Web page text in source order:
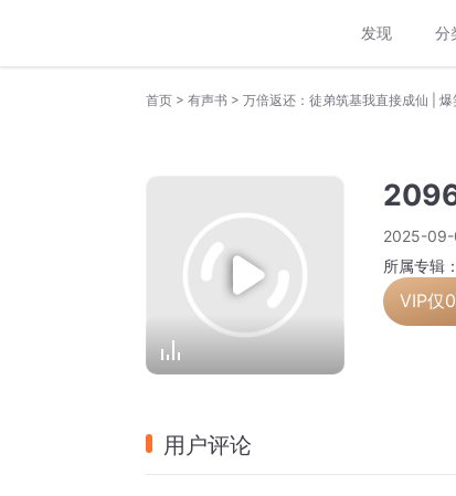
发现 分
首页 > 有声书 > 万倍返还：徒弟筑基我直接成仙 |
2025-
所属专辑：
VIP仅
用户评论